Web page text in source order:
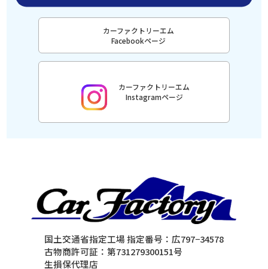
カーファクトリーエム
Facebookページ
カーファクトリーエム
Instagramページ
国土交通省指定工場 指定番号：広797−34578
古物商許可証：第731279300151号
生損保代理店